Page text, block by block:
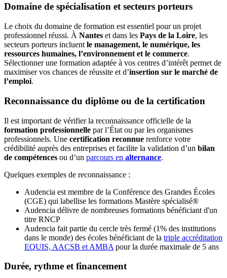
Domaine de spécialisation et secteurs porteurs
Le choix du domaine de formation est essentiel pour un projet
professionnel réussi. À Nantes et dans les Pays de la Loire, les
secteurs porteurs incluent le management, le numérique, les
ressources humaines, l’environnement et le commerce.
Sélectionner une formation adaptée à vos centres d’intérêt permet de
maximiser vos chances de réussite et d’insertion sur le marché de
l’emploi.
Reconnaissance du diplôme ou de la certification
Il est important de vérifier la reconnaissance officielle de la
formation professionnelle par l’État ou par les organismes
professionnels. Une certification reconnue renforce votre
crédibilité auprès des entreprises et facilite la validation d’un bilan
de compétences ou d’un parcours en alternance.
Quelques exemples de reconnaissance :
Audencia est membre de la Conférence des Grandes Écoles
(CGE) qui labellise les formations Mastère spécialisé®
Audencia délivre de nombreuses formations bénéficiant d'un
titre RNCP
Audencia fait partie du cercle très fermé (1% des institutions
dans le monde) des écoles bénéficiant de la triple accréditation
EQUIS, AACSB et AMBA pour la durée maximale de 5 ans
Durée, rythme et financement